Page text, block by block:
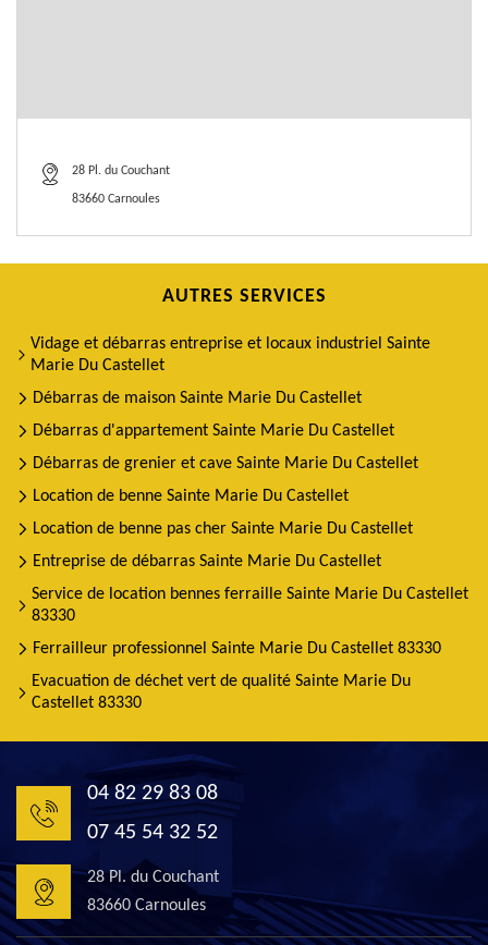
28 Pl. du Couchant
83660 Carnoules
AUTRES SERVICES
Vidage et débarras entreprise et locaux industriel Sainte
Marie Du Castellet
Débarras de maison Sainte Marie Du Castellet
Débarras d'appartement Sainte Marie Du Castellet
Débarras de grenier et cave Sainte Marie Du Castellet
Location de benne Sainte Marie Du Castellet
Location de benne pas cher Sainte Marie Du Castellet
Entreprise de débarras Sainte Marie Du Castellet
Service de location bennes ferraille Sainte Marie Du Castellet
83330
Ferrailleur professionnel Sainte Marie Du Castellet 83330
Evacuation de déchet vert de qualité Sainte Marie Du
Castellet 83330
04 82 29 83 08
07 45 54 32 52
28 Pl. du Couchant
83660 Carnoules